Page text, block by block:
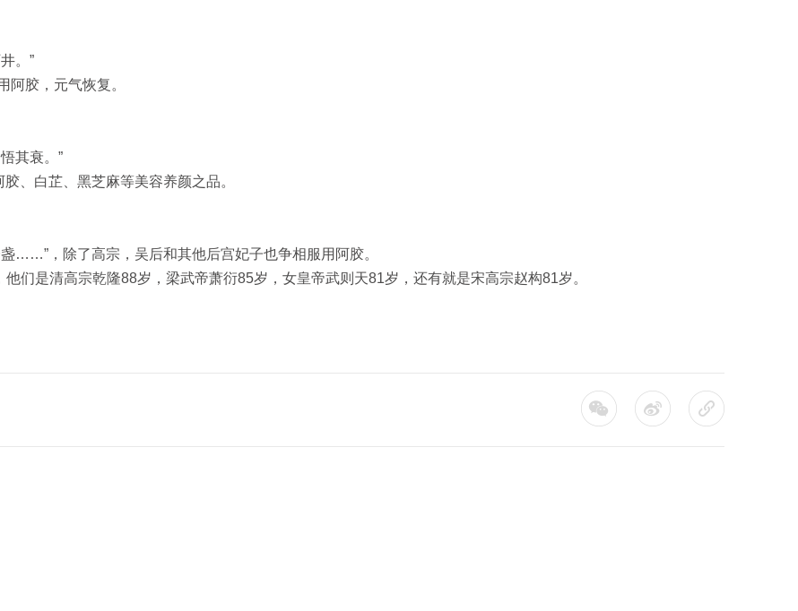
。”
阿胶，元气恢复。
其衰。”
、白芷、黑芝麻等美容养颜之品。
……”，除了高宗，吴后和其他后宫妃子也争相服用阿胶。
们是清高宗乾隆88岁，梁武帝萧衍85岁，女皇帝武则天81岁，还有就是宋高宗赵构81岁。